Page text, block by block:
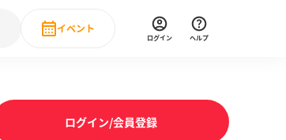
イベント
直近のイベント一覧
ログイン ヘルプ
ログイン/会員登録